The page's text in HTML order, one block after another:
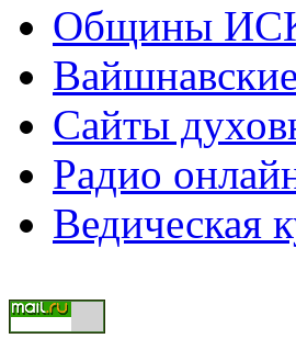
Общины
Сайты
Радио
Ведическая